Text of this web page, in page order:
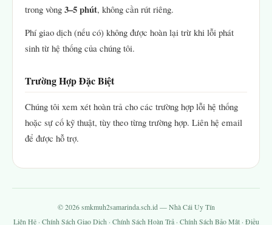
trong vòng 3–5 phút, không cần rút riêng.
Phí giao dịch (nếu có) không được hoàn lại trừ khi lỗi phát
sinh từ hệ thống của chúng tôi.
Trường Hợp Đặc Biệt
Chúng tôi xem xét hoàn trả cho các trường hợp lỗi hệ thống
hoặc sự cố kỹ thuật, tùy theo từng trường hợp. Liên hệ email
để được hỗ trợ.
© 2026 smkmuh2samarinda.sch.id — Nhà Cái Uy Tín
Liên Hệ· Chính Sách Giao Dịch· Chính Sách Hoàn Trả· Chính Sách Bảo Mật· Điều